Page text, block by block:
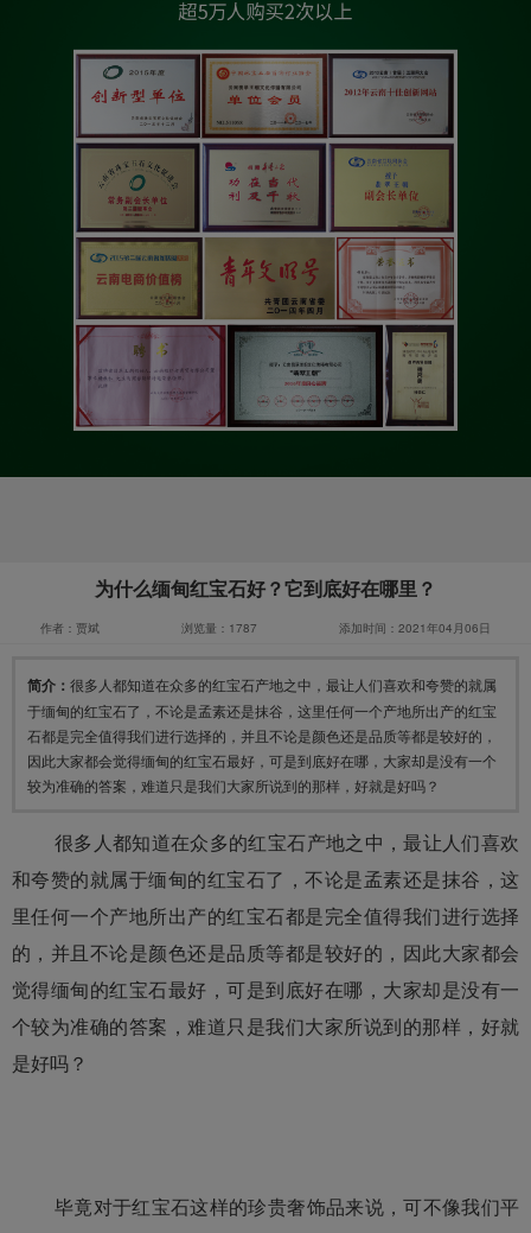
为什么缅甸红宝石好？它到底好在哪里？
作者：贾斌 浏览量：1787 添加时间：2021年04月06日
简介： 很多人都知道在众多的红宝石产地之中，最让人们喜欢和夸赞的就属
于缅甸的红宝石了，不论是孟素还是抹谷，这里任何一个产地所出产的红宝
石都是完全值得我们进行选择的，并且不论是颜色还是品质等都是较好的，
因此大家都会觉得缅甸的红宝石最好，可是到底好在哪，大家却是没有一个
较为准确的答案，难道只是我们大家所说到的那样，好就是好吗？
很多人都知道在众多的红宝石产地之中，最让人们喜欢
和夸赞的就属于缅甸的红宝石了，不论是孟素还是抹谷，这
里任何一个产地所出产的红宝石都是完全值得我们进行选择
的，并且不论是颜色还是品质等都是较好的，因此大家都会
觉得缅甸的红宝石最好，可是到底好在哪，大家却是没有一
个较为准确的答案，难道只是我们大家所说到的那样，好就
是好吗？
毕竟对于红宝石这样的珍贵奢饰品来说，可不像我们平